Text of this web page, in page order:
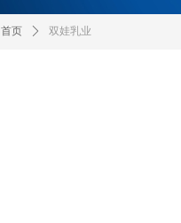
首页 ꄲ 双娃乳业